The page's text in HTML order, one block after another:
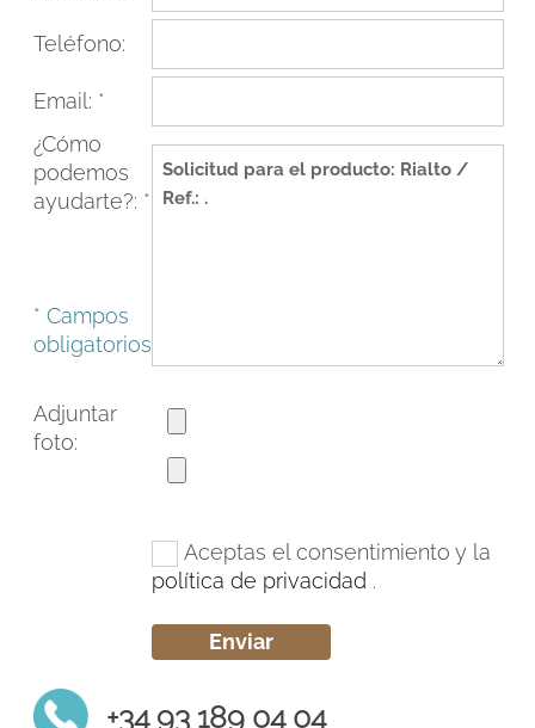
INSTAGRAM
CAT ESP
Teléfono:
Email: *
¿Cómo
podemos
ayudarte?: *
* Campos
obligatorios
Adjuntar
foto:
Aceptas el consentimiento y la
política de privacidad .
+34 93 189 04 04